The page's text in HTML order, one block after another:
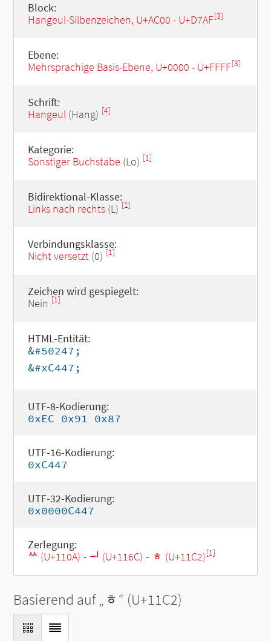
Block:
Hangeul-Silbenzeichen, U+AC00 - U+D7AF[3]
Ebene:
Mehrsprachige Basis-Ebene, U+0000 - U+FFFF[3]
Schrift:
Hangeul(Hang) [4]
Kategorie:
Sonstiger Buchstabe (Lo) [1]
Bidirektional-Klasse:
Links nach rechts(L) [1]
Verbindungsklasse:
Nicht versetzt(0) [1]
Zeichen wird gespiegelt:
Nein [1]
HTML-Entität:
&#50247;
&#xC447;
UTF-8-Kodierung:
0xEC 0x91 0x87
UTF-16-Kodierung:
0xC447
UTF-32-Kodierung:
0x0000C447
Zerlegung:
ᄊ (U+110A) - ᅬ (U+116C) - ᇂ (U+11C2)[1]
Basierend auf „ ᇂ “ (U+11C2)